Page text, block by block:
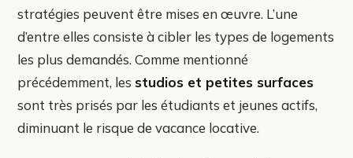
stratégies peuvent être mises en œuvre. L’une
d’entre elles consiste à cibler les types de logements
les plus demandés. Comme mentionné
précédemment, les studios et petites surfaces
sont très prisés par les étudiants et jeunes actifs,
diminuant le risque de vacance locative.